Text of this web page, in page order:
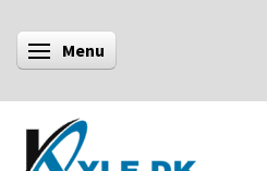
Skifte navigation
Menu